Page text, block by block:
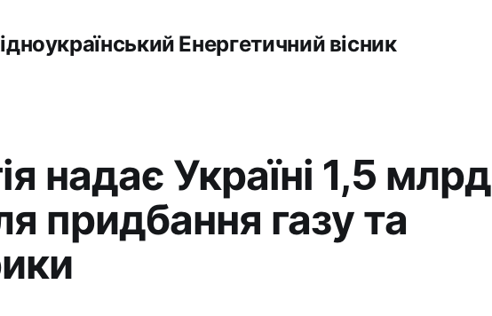
Енергетичний вісник
надає Україні 1,5 млрд
придбання газу та